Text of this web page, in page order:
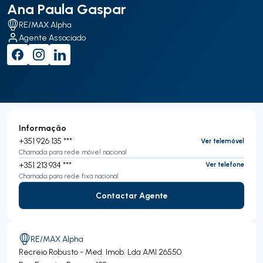
Ana Paula Gaspar
RE/MAX Alpha
Agente Associado
Informação
+351 926 135 ***
Ver telemóvel
Chamada para rede móvel nacional
+351 213 934 ***
Ver telefone
Chamada para rede fixa nacional
Contactar Agente
Contactar Agente
RE/MAX Alpha
Recreio Robusto - Med. Imob. Lda AMI 26550